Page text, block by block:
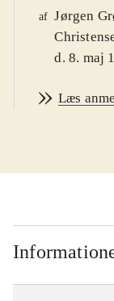
af Jørgen
d. 8. maj
Læs